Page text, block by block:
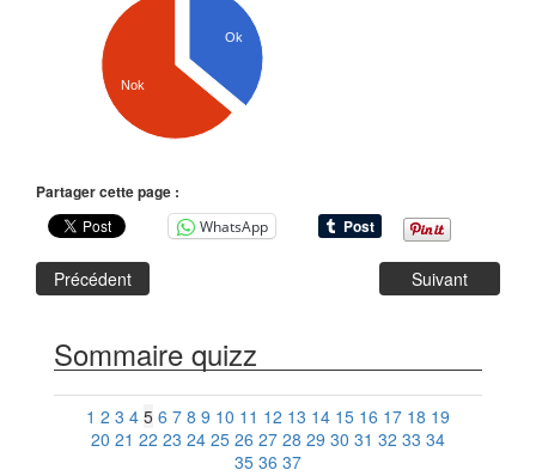
Ok
Nok
Partager cette page :
WhatsApp
Précédent Suivant
Sommaire quizz
1 2 3 4 5 6 7 8 9 10 11 12 13 14 15 16 17 18 19
20 21 22 23 24 25 26 27 28 29 30 31 32 33 34
35 36 37